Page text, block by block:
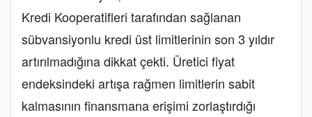
Kredi Kooperatifleri tarafından sağlanan
sübvansiyonlu kredi üst limitlerinin son 3 yıldır
artırılmadığına dikkat çekti. Üretici fiyat
endeksindeki artışa rağmen limitlerin sabit
kalmasının finansmana erişimi zorlaştırdığı